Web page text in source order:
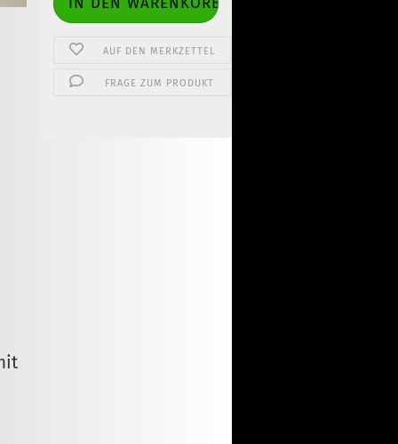
AUF DEN MERKZETTEL
FRAGE ZUM PRODUKT